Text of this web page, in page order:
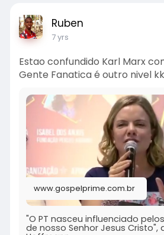
Ruben
7 yrs
Estao confundido Karl Marx
Gente Fanatica é outro nivel
www.gospelprime.com.br
"O PT nasceu influenciado
de nosso Senhor Jesus Cristo",